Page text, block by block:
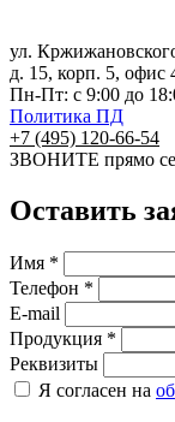
ул.
д. 15, корп. 5, офис
Пн-Пт: с 9:00 до
Политика ПД
+7 (495) 120-66-54
ЗВОНИТЕ прямо
Оставить
Имя *
Телефон *
E-mail
Продукция *
Реквизиты
Я согласен на